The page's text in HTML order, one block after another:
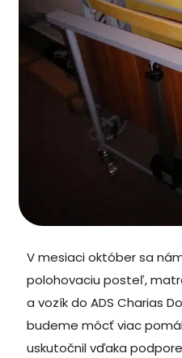
V mesiaci október sa
polohovaciu posteľ,
a vozík do ADS Charias
budeme môcť viac
uskutočnil vďaka